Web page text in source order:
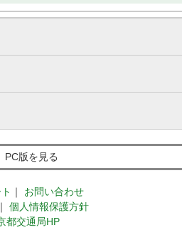
PC版を見る
｜
お問い合わせ
｜
個人情報保護方針
都交通局HP